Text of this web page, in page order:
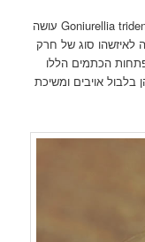
? אז זבוב פירות מסוג Goniurellia tridens עושה
סוג של חרק
הכתמים הללו
אויבים ומשיכת